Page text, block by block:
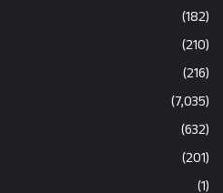
(182)
(210)
(216)
(7,035)
(632)
(201)
(1)